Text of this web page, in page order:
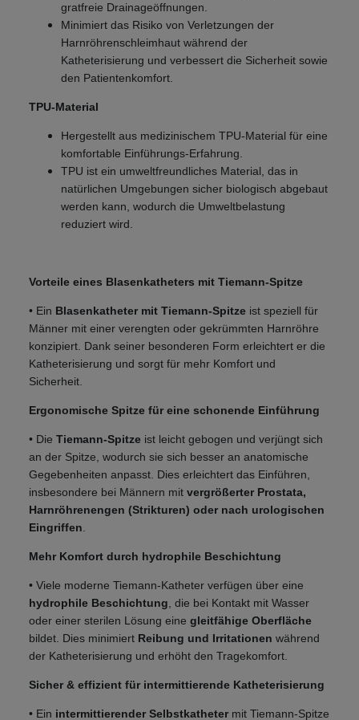
gratfreie Drainageöffnungen.
Minimiert das Risiko von Verletzungen der
Harnröhrenschleimhaut während der
Katheterisierung und verbessert die Sicherheit sowie
den Patientenkomfort.
TPU-Material
Hergestellt aus medizinischem TPU-Material für eine
komfortable Einführungs-Erfahrung.
TPU ist ein umweltfreundliches Material, das in
natürlichen Umgebungen sicher biologisch abgebaut
werden kann, wodurch die Umweltbelastung
reduziert wird.
Vorteile eines Blasenkatheters mit Tiemann-Spitze
• Ein Blasenkatheter mit Tiemann-Spitze ist speziell für
Männer mit einer verengten oder gekrümmten Harnröhre
konzipiert. Dank seiner besonderen Form erleichtert er die
Katheterisierung und sorgt für mehr Komfort und
Sicherheit.
Ergonomische Spitze für eine schonende Einführung
• Die Tiemann-Spitze ist leicht gebogen und verjüngt sich
an der Spitze, wodurch sie sich besser an anatomische
Gegebenheiten anpasst. Dies erleichtert das Einführen,
insbesondere bei Männern mit vergrößerter Prostata,
Harnröhrenengen (Strikturen) oder nach urologischen
Eingriffen
Mehr Komfort durch hydrophile Beschichtung
• Viele moderne Tiemann-Katheter verfügen über eine
hydrophile Beschichtung , die bei Kontakt mit Wasser
oder einer sterilen Lösung eine gleitfähige Oberfläche
bildet. Dies minimiert Reibung und Irritationen während
der Katheterisierung und erhöht den Tragekomfort.
Sicher & effizient für intermittierende Katheterisierung
• Ein intermittierender Selbstkatheter mit Tiemann-Spitze